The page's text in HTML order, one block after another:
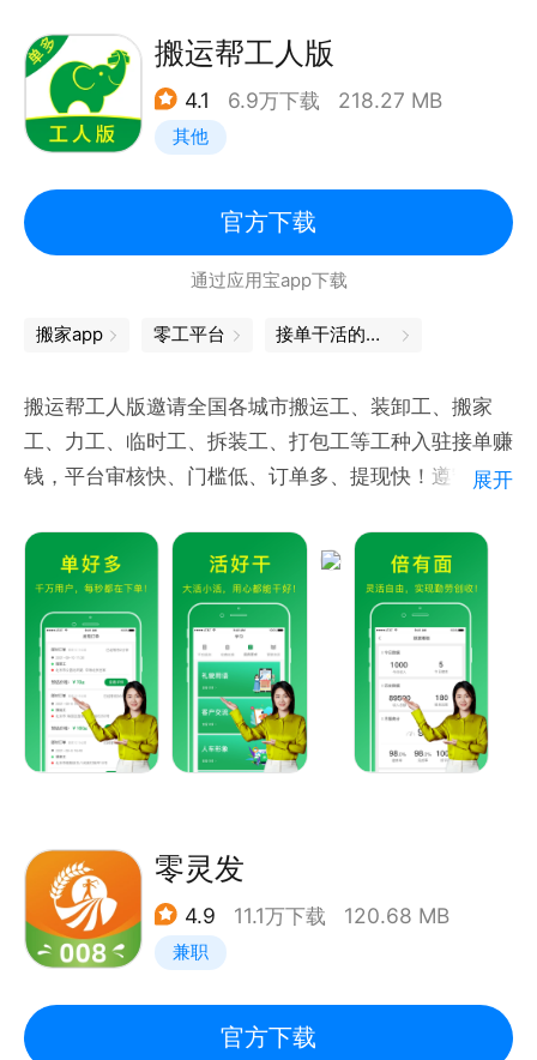
活、服务员、传单派发、技术工等多种岗位，任您挑选
就近推荐：基于位置精准推荐3-5公里内日结岗位，步
行或短途骑行即可到达，省时省心，不再浪费通勤时间
真实靠谱：对雇员、雇主双方实名认证，每个岗位均经
选靠谱工作及雇员
快速结算：日结岗位干完当天结算，工资快速到账，零
工也能及时收获回报，灵活安心
高效招工：针对双端进行智能推荐匹配，小时级快速招
用工企业：需灵活日结用工的物流、仓储、制造业工
厂、服务业个体老板等线下实体企业；
求职人群：寻求日结/短期临时工作的工友，蓝领工
人、技能劳动者、临时兼职人员、宝妈等群体。
搬运帮工人版
4.1 6.9万下载 218.27 MB
其他
官方下载
通过应用宝app下载
搬家app 零工平台 接单干活的平台
搬运帮工人版邀请全国各城市搬运工、装卸工、搬家
工、力工、临时工、拆装工、打包工等工种入驻接单赚
钱，平台审核快、门槛低、订单多、提现快！遵守平台
入！
【服务理念】干活不怕累，一帮到底!
【工人招募】单多活好，赚钱趁早！
【工人接单】工种匹配、智能推单、灵活接单。
【城市覆盖】已开通全国一二三线400多个城市。
【建议反馈】工人入驻：4000-914-113 微博关注：
@搬运帮；微信公众号：byb313
展开
零灵发
4.9 11.1万下载 120.68 MB
兼职
官方下载